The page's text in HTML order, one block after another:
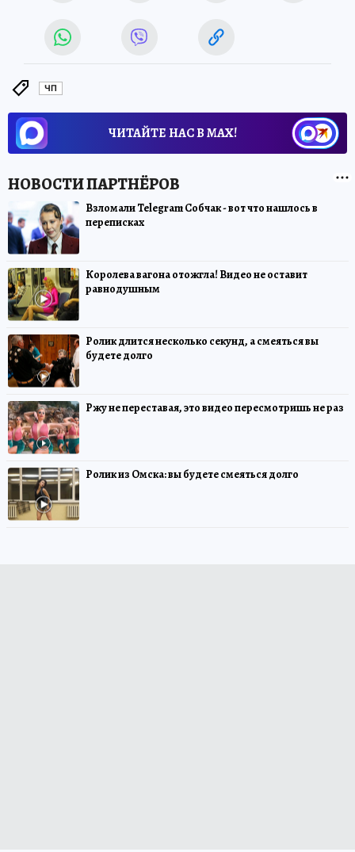
ЧП
ЧИТАЙТЕ НАС В МАХ!
Взломали Telegram Собчак - вот что нашлось в
переписках
Королева вагона отожгла! Видео не оставит
равнодушным
Ролик длится несколько секунд, а смеяться вы
будете долго
Ржу не переставая, это видео пересмотришь не раз
Ролик из Омска: вы будете смеяться долго